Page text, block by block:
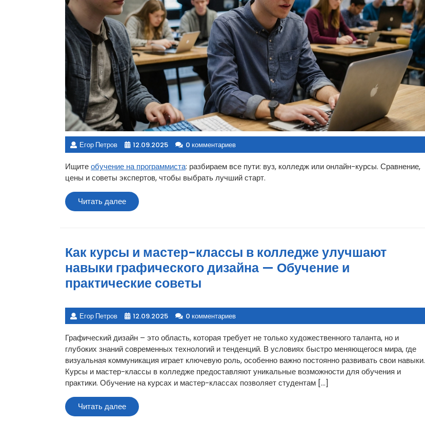
Егор Петров 12.09.2025 0 комментариев
Ищитеобучение на программиста: разбираем все пути: вуз, колледж или онлайн-курсы. Сравнение,
цены и советы экспертов, чтобы выбрать лучший старт.
Читать далееЧитать
далее
Как курсы и мастер-классы в колледже улучшают
навыки графического дизайна — Обучение и
практические советы
Егор Петров 12.09.2025 0 комментариев
Графический дизайн – это область, которая требует не только художественного таланта, но и
глубоких знаний современных технологий и тенденций. В условиях быстро меняющегося мира, где
визуальная коммуникация играет ключевую роль, особенно важно постоянно развивать свои навыки.
Курсы и мастер-классы в колледже предоставляют уникальные возможности для обучения и
практики. Обучение на курсах и мастер-классах позволяет студентам […]
Читать далееЧитать
далее